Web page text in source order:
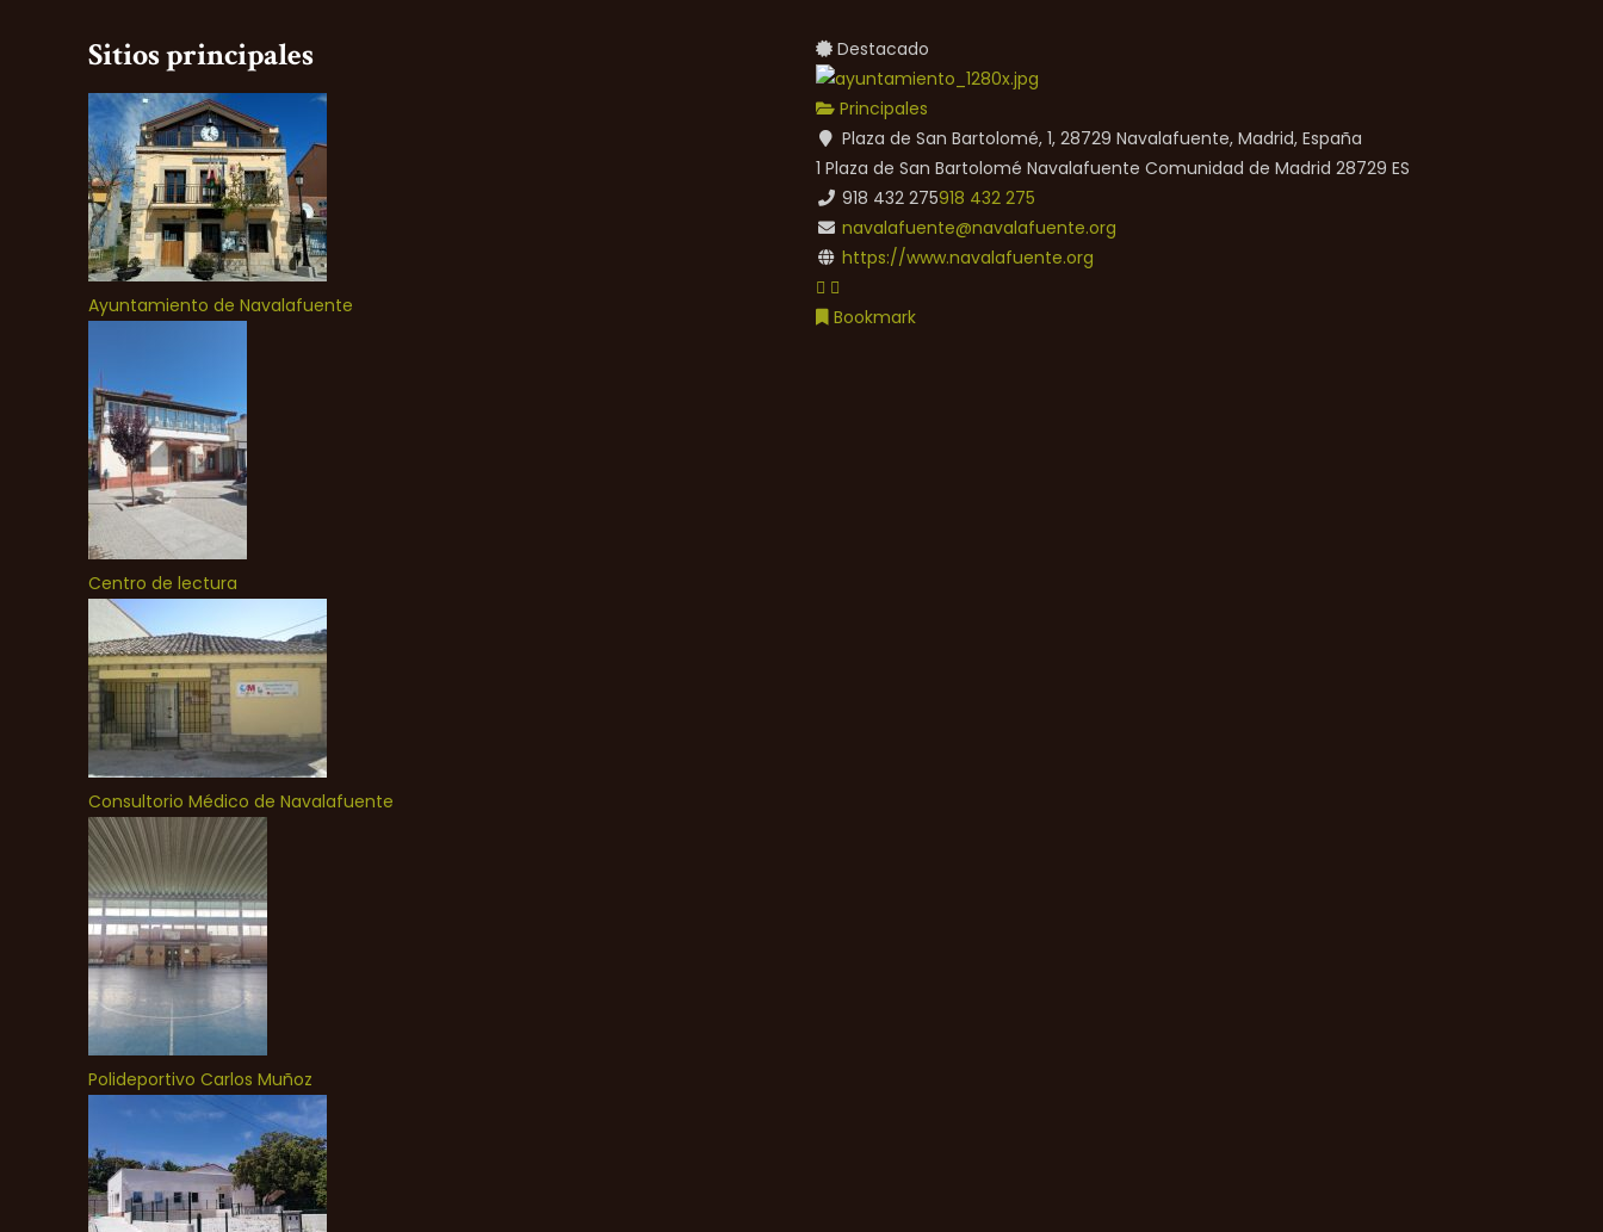
Sitios principales
Ayuntamiento de Navalafuente
Centro de lectura
Consultorio Médico de Navalafuente
Polideportivo Carlos Muñoz
Destacado
Principales
Plaza de San Bartolomé, 1, 28729 Navalafuente, Madrid, España
1 Plaza de San Bartolomé Navalafuente Comunidad de Madrid 28729 ES
918 432 275918 432 275
navalafuente@navalafuente.org
https://www.navalafuente.org
Bookmark